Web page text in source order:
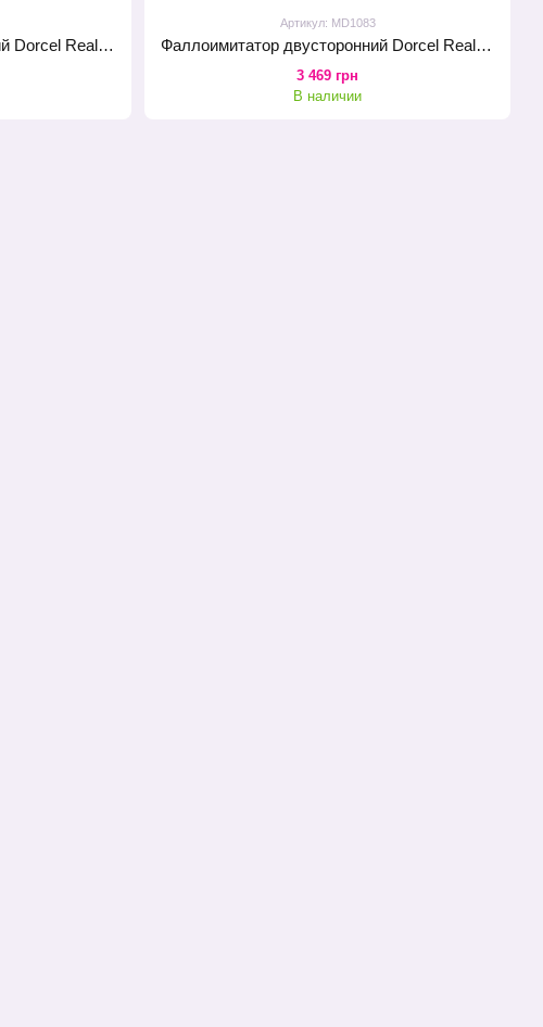
Фаллоимитатор двусторонний Dorcel Real Double Do Magenta, диаметр 4см, длина 42см
Артикул: MD1083
Фаллоимитатор двусторонний Dorcel Real Double Do Black, диаметр 4см, длина 42см
3 469 грн
В наличии